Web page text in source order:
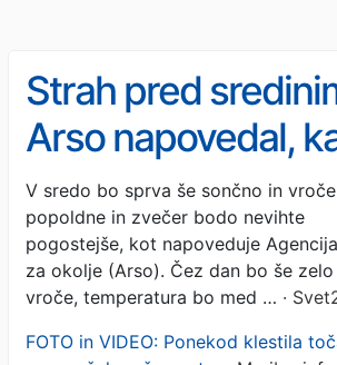
Strah pred
Arso napovedal,
dogajalo
V sredo bo sprva še sončno in
popoldne in zvečer bodo nevihte
pogostejše, kot napoveduje
za okolje (Arso). Čez dan bo še zelo
vroče, temperatura bo med … ·
FOTO in VIDEO: Ponekod klestila